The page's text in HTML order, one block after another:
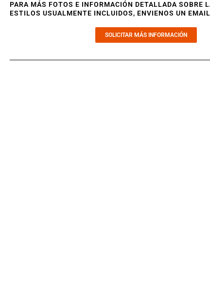
PARA MÁS FOTOS E INFORMACIÓN DETALLADA SOBRE
ESTILOS USUALMENTE INCLUIDOS, ENVIENOS UN
SOLICITAR MÁS INFORMACIÓN